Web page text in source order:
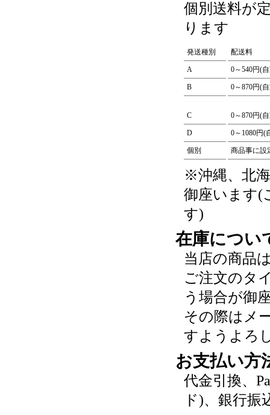
個別送料が
ります
発送種別 配送料
A 0～540円(
B 0～870円(
C 0～870円(
D 0～1080円(
個別 商品事に設
※沖縄、北
御座います(
す)
在庫につい
当店の商品
ご注文のタ
う場合が御
その際はメ
すようよろ
お支払い方
代金引換、
ド)、銀行振